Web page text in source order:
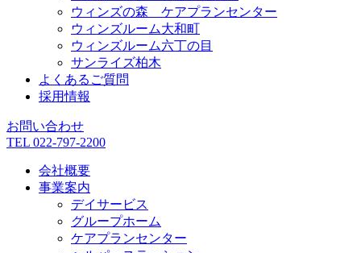
ウィンズの森 ケアプランセンター
ウィンズルーム大和町
ウィンズルーム六丁の目
サンライズ柏木
よくあるご質問
採用情報
お問い合わせ
TEL 022-797-2200
会社概要
事業案内
デイサービス
グループホーム
ケアプランセンター